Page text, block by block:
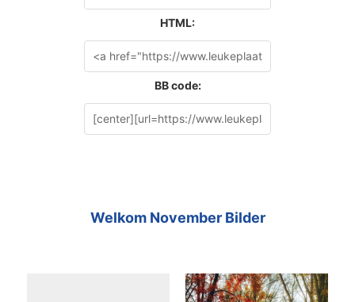
HTML:
BB code:
Welkom November Bilder